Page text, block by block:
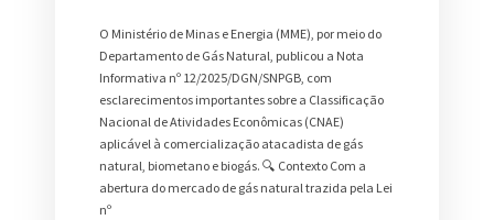
O Ministério de Minas e Energia (MME), por meio do
Departamento de Gás Natural, publicou a Nota
Informativa nº 12/2025/DGN/SNPGB, com
esclarecimentos importantes sobre a Classificação
Nacional de Atividades Econômicas (CNAE)
aplicável à comercialização atacadista de gás
natural, biometano e biogás. 🔍 Contexto Com a
abertura do mercado de gás natural trazida pela Lei
nº